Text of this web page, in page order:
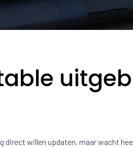
willen updaten, maar wacht